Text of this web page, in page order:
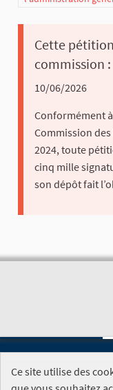
Cette
commission :
10/06/2026
Conformément
Commission
2024, toute
cinq mille
son dépôt fait
SITE
Ce site utilise des